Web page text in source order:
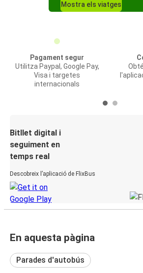
Mostra els viatges
Pagament segur
Utilitza Paypal, Google Pay,
Visa i targetes
internacionals
Bitllet digital i
seguiment en
temps real
Descobreix l’aplicació de FlixBus
En aquesta pàgina
Parades d'autobús